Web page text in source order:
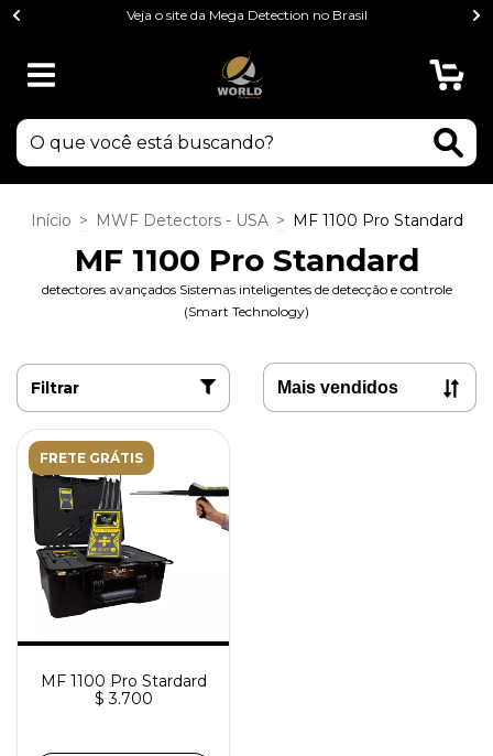
Veja o site da Mega Detection no Brasil
Início > MWF Detectors - USA > MF 1100 Pro Standard
MF 1100 Pro Standard
detectores avançados Sistemas inteligentes de detecção e controle
(Smart Technology)
Filtrar
FRETE GRÁTIS
MF 1100 Pro Stardard
$ 3.700